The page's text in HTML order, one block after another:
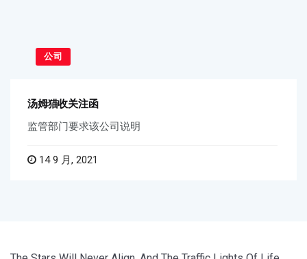
公司
汤姆猫收关注函
监管部门要求该公司说明
14 9 月, 2021